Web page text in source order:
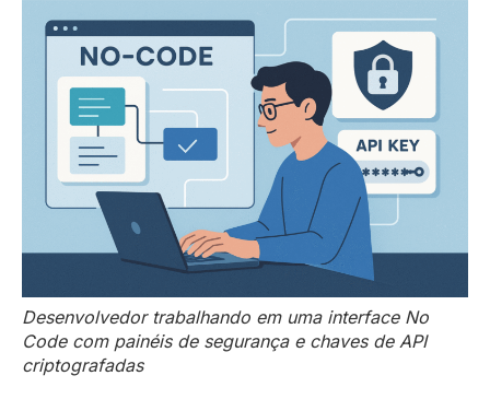
Desenvolvedor trabalhando em uma interface No
Code com painéis de segurança e chaves de API
criptografadas